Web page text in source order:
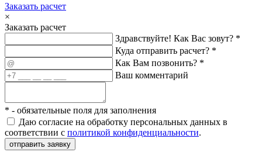
Заказать расчет
×
Заказать расчет
Здравствуйте! Как Вас зовут? *
Куда отправить расчет? *
Как Вам позвонить? *
Ваш комментарий
* - обязательные поля для заполнения
Даю согласие на обработку персональных данных в
соответствии с политикой конфиденциальности.
отправить заявку